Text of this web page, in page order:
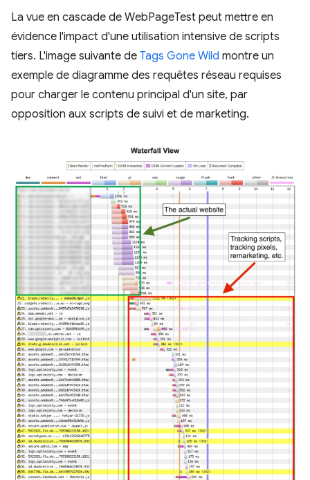
La vue en cascade de WebPageTest peut mettre en
évidence l'impact d'une utilisation intensive de scripts
tiers. L'image suivante de Tags Gone Wild montre un
exemple de diagramme des requêtes réseau requises
pour charger le contenu principal d'un site, par
opposition aux scripts de suivi et de marketing.